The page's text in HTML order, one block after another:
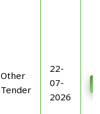
Other
Tender
22-
07-
2026